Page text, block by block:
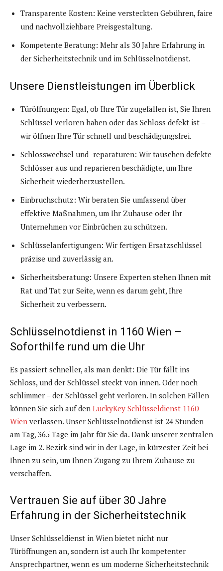
Transparente Kosten: Keine versteckten Gebühren, faire
und nachvollziehbare Preisgestaltung.
Kompetente Beratung: Mehr als 30 Jahre Erfahrung in
der Sicherheitstechnik und im Schlüsselnotdienst.
Unsere Dienstleistungen im Überblick
Türöffnungen: Egal, ob Ihre Tür zugefallen ist, Sie Ihren
Schlüssel verloren haben oder das Schloss defekt ist –
wir öffnen Ihre Tür schnell und beschädigungsfrei.
Schlosswechsel und -reparaturen: Wir tauschen defekte
Schlösser aus und reparieren beschädigte, um Ihre
Sicherheit wiederherzustellen.
Einbruchschutz: Wir beraten Sie umfassend über
effektive Maßnahmen, um Ihr Zuhause oder Ihr
Unternehmen vor Einbrüchen zu schützen.
Schlüsselanfertigungen: Wir fertigen Ersatzschlüssel
präzise und zuverlässig an.
Sicherheitsberatung: Unsere Experten stehen Ihnen mit
Rat und Tat zur Seite, wenn es darum geht, Ihre
Sicherheit zu verbessern.
Schlüsselnotdienst in 1160 Wien –
Soforthilfe rund um die Uhr
Es passiert schneller, als man denkt: Die Tür fällt ins
Schloss, und der Schlüssel steckt von innen. Oder noch
schlimmer – der Schlüssel geht verloren. In solchen Fällen
können Sie sich auf den LuckyKey Schlüsseldienst 1160
Wien verlassen. Unser Schlüsselnotdienst ist 24 Stunden
am Tag, 365 Tage im Jahr für Sie da. Dank unserer zentralen
Lage im 2. Bezirk sind wir in der Lage, in kürzester Zeit bei
Ihnen zu sein, um Ihnen Zugang zu Ihrem Zuhause zu
verschaffen.
Vertrauen Sie auf über 30 Jahre
Erfahrung in der Sicherheitstechnik
Unser Schlüsseldienst in Wien bietet nicht nur
Türöffnungen an, sondern ist auch Ihr kompetenter
Ansprechpartner, wenn es um moderne Sicherheitstechnik